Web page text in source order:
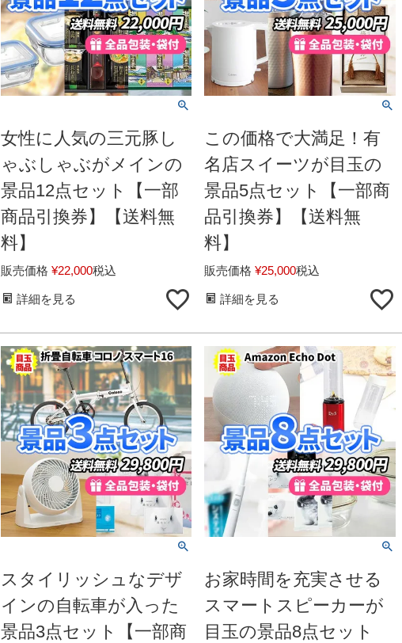
女性に人気の三元豚し
ゃぶしゃぶがメインの
景品12点セット【一部
商品引換券】【送料無
料】
販売価格 ¥22,000税込
詳細を見る
この価格で大満足！有
名店スイーツが目玉の
景品5点セット【一部商
品引換券】【送料無
料】
販売価格 ¥25,000税込
詳細を見る
スタイリッシュなデザ
インの自転車が入った
景品3点セット【一部商
お家時間を充実させる
スマートスピーカーが
目玉の景品8点セット